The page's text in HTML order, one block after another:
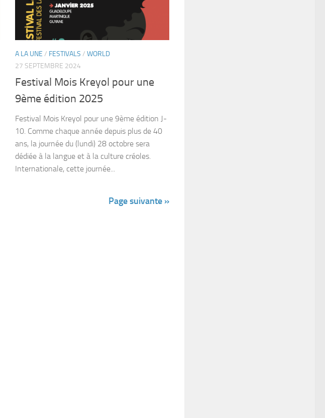
A LA UNE / FESTIVALS / WORLD
27 SEPTEMBRE 2024
Festival Mois Kreyol pour une
9ème édition 2025
Festival Mois Kreyol pour une 9ème édition J-
10. Comme chaque année depuis plus de 40
ans, la journée du (lundi) 28 octobre sera
dédiée à la langue et à la culture créoles.
Internationale, cette journée...
Page suivante »